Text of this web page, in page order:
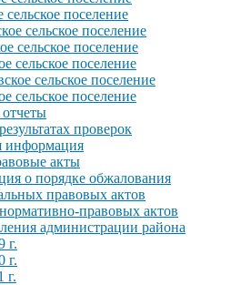
сельское поселение
сельское поселение
сельское поселение
сельское поселение
сельское поселение
сельское поселение
проверок
информация
акты
о порядке обжалования
правовых актов
правовых актов
администрации района
г.
г.
г.